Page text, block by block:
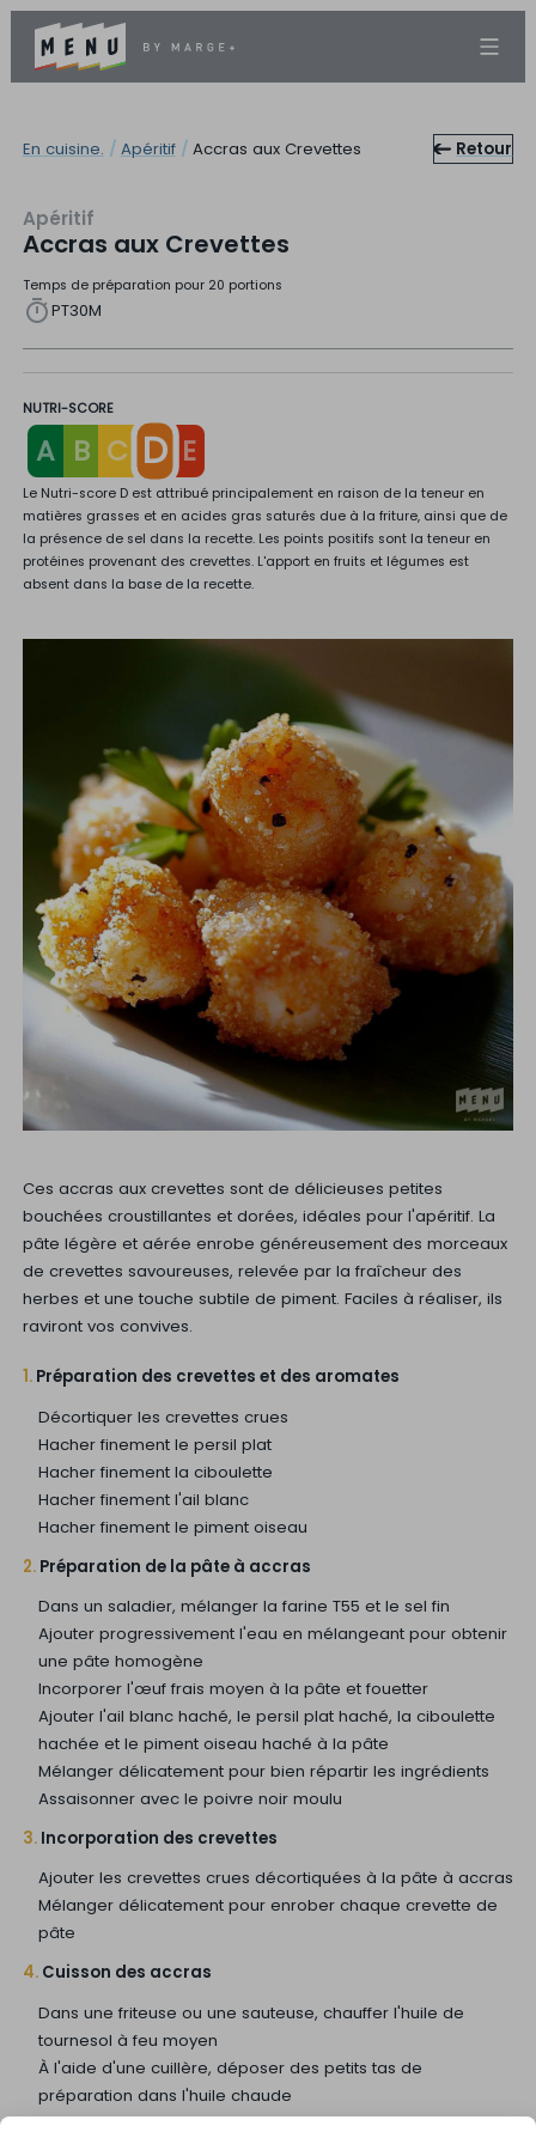
En cuisine. / Apéritif / Accras aux Crevettes Retour
Apéritif
Accras aux Crevettes
Temps de préparation pour 20 portions
PT30M
NUTRI-SCORE
A B C D E
Le Nutri-score D est attribué principalement en raison de la teneur en
matières grasses et en acides gras saturés due à la friture, ainsi que de
la présence de sel dans la recette. Les points positifs sont la teneur en
protéines provenant des crevettes. L'apport en fruits et légumes est
absent dans la base de la recette.
Ces accras aux crevettes sont de délicieuses petites
bouchées croustillantes et dorées, idéales pour l'apéritif. La
pâte légère et aérée enrobe généreusement des morceaux
de crevettes savoureuses, relevée par la fraîcheur des
herbes et une touche subtile de piment. Faciles à réaliser, ils
raviront vos convives.
1.Préparation des crevettes et des aromates
Décortiquer les crevettes crues
Hacher finement le persil plat
Hacher finement la ciboulette
Hacher finement l'ail blanc
Hacher finement le piment oiseau
2.Préparation de la pâte à accras
Dans un saladier, mélanger la farine T55 et le sel fin
Ajouter progressivement l'eau en mélangeant pour obtenir
une pâte homogène
Incorporer l'œuf frais moyen à la pâte et fouetter
Ajouter l'ail blanc haché, le persil plat haché, la ciboulette
hachée et le piment oiseau haché à la pâte
Mélanger délicatement pour bien répartir les ingrédients
Assaisonner avec le poivre noir moulu
3.Incorporation des crevettes
Ajouter les crevettes crues décortiquées à la pâte à accras
Mélanger délicatement pour enrober chaque crevette de
pâte
4.Cuisson des accras
Dans une friteuse ou une sauteuse, chauffer l'huile de
tournesol à feu moyen
À l'aide d'une cuillère, déposer des petits tas de
préparation dans l'huile chaude
Frire les accras pendant quelques minutes de chaque côté